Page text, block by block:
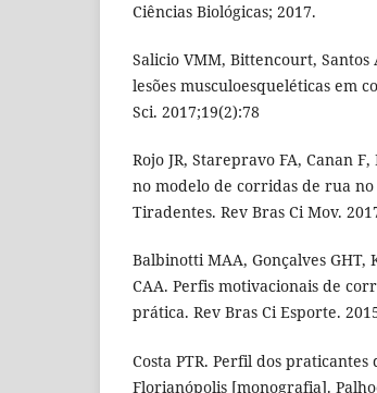
Ciências Biológicas; 2017.
Salicio VMM, Bittencourt, Santos
lesões musculoesqueléticas em
Sci. 2017;19(2):78
Rojo JR, Starepravo FA, Canan
no modelo de corridas de rua
Tiradentes. Rev Bras Ci Mov.
Balbinotti MAA, Gonçalves
CAA. Perfis motivacionais de
prática. Rev Bras Ci Esporte.
Costa PTR. Perfil dos
Florianópolis [monografia].